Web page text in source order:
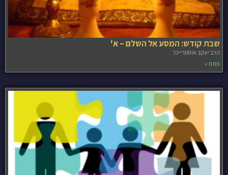
שבת קודש: המסע אל השלם – א'
הרב יעקב אוסטרייכר
פתח »